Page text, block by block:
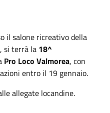
il salone ricreativo della
si terrà la 18^
Pro Loco Valmorea, con
entro il 19 gennaio.
allegate locandine.